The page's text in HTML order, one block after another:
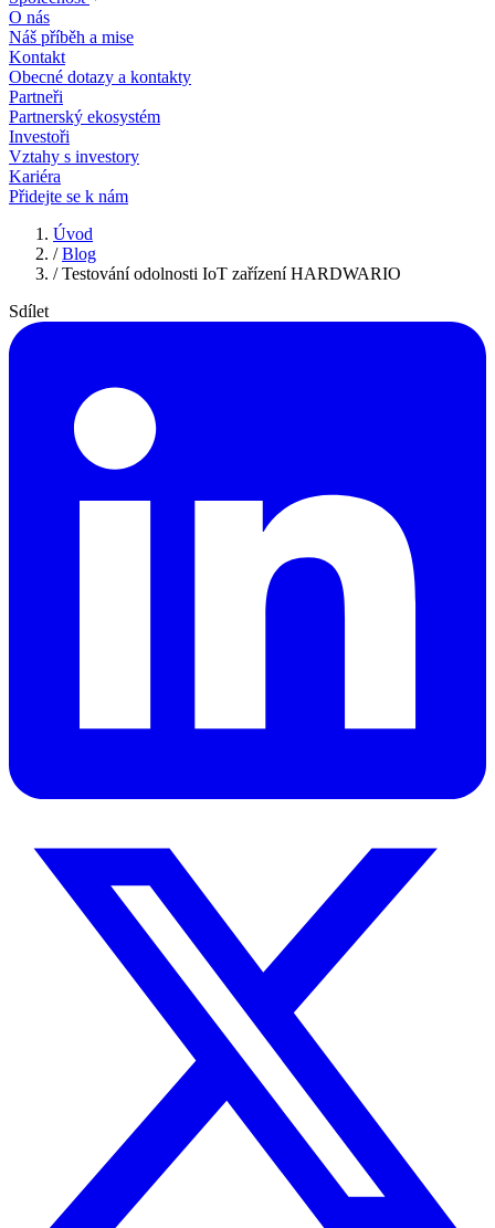
O nás
Náš příběh a mise
Kontakt
Obecné dotazy a kontakty
Partneři
Partnerský ekosystém
Investoři
Vztahy s investory
Kariéra
Přidejte se k nám
Úvod
/ Blog
/ Testování odolnosti IoT zařízení HARDWARIO
Sdílet